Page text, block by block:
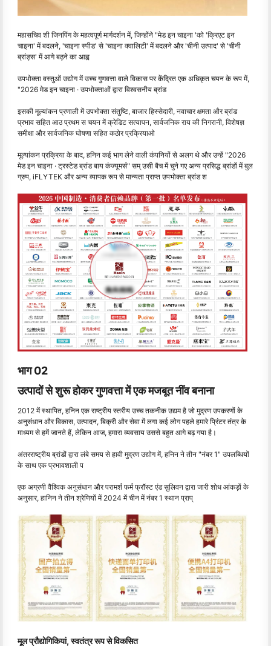
महासचिव शी जिनपिंग के महत्वपूर्ण मार्गदर्शन में, जिन्होंने "मेड इन चाइना 'को 'क्रिएट इन
चाइना' में बदलने, 'चाइना स्पीड' से 'चाइना क्वालिटी' में बदलने और 'चीनी उत्पाद' से 'चीनी
ब्रांड्स' में आगे बढ़ने का आह्व
उपभोक्ता वस्तुओं उद्योग में उच्च गुणवत्ता वाले विकास पर केंद्रित एक अधिकृत चयन के रूप में,
"2026 मेड इन चाइना · उपभोक्ताओं द्वारा विश्वसनीय ब्रांड
इसकी मूल्यांकन प्रणाली में उपभोक्ता संतुष्टि, बाजार हिस्सेदारी, नवाचार क्षमता और ब्रांड
प्रभाव सहित आठ प्रथम स चयन में क्रेडिट सत्यापन, सार्वजनिक राय की निगरानी, विशेषज्ञ
समीक्षा और सार्वजनिक घोषणा सहित कठोर प्रक्रियाओ
मूल्यांकन प्रक्रिया के बाद, हनिन कई भाग लेने वाली कंपनियों से अलग थे और उन्हें "2026
मेड इन चाइना · ट्रस्टेड ब्रांड बाय कंज्यूमर्स" सम् उसी बैच में चुने गए अन्य प्रसिद्ध ब्रांडों में बुल
ग्रुप, iFLYTEK और अन्य व्यापक रूप से मान्यता प्राप्त उपभोक्ता ब्रांड श
भाग 02
उत्पादों से शुरू होकर गुणवत्ता में एक मजबूत नींव बनाना
2012 में स्थापित, हनिन एक राष्ट्रीय स्तरीय उच्च तकनीक उद्यम है जो मुद्रण उपकरणों के
अनुसंधान और विकास, उत्पादन, बिक्री और सेवा में लगा कई लोग पहले हमारे प्रिंटर तंत्र के
माध्यम से हमें जानते हैं, लेकिन आज, हमारा व्यवसाय उससे बहुत आगे बढ़ गया है।
अंतरराष्ट्रीय ब्रांडों द्वारा लंबे समय से हावी मुद्रण उद्योग में, हनिन ने तीन "नंबर 1" उपलब्धियों
के साथ एक प्रभावशाली प
एक अग्रणी वैश्विक अनुसंधान और परामर्श फर्म फ्रॉस्ट एंड सुलिवन द्वारा जारी शोध आंकड़ों के
अनुसार, हानिन ने तीन श्रेणियों में 2024 में चीन में नंबर 1 स्थान प्राप्
मूल प्रौद्योगिकियां, स्वतंत्र रूप से विकसित